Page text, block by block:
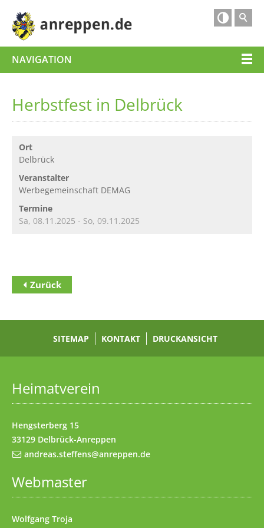

NAVIGATION
Herbstfest in Delbrück
Ort
Delbrück
Veranstalter
Werbegemeinschaft DEMAG
Termine
Sa, 08.11.2025 - So, 09.11.2025
Zurück
Zur Hauptnavigation(Access key h)
Zur Unternavigation
(Access key u)
Startseite(Access key 1)
Impressum(Access key 8)
Kontakt(Access key 9)
SITEMAP KONTAKT DRUCKANSICHT
Heimatverein
Hengsterberg 15
33129 Delbrück-Anreppen
andreas.steffens@anreppen.de
Webmaster
Wolfgang Troja